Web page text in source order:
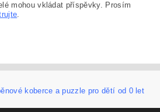
mohou vkládat příspěvky. Prosím
.
koberce a puzzle pro dětí od 0 let